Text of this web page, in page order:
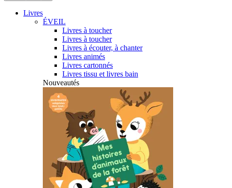
Livres
ÉVEIL
Livres à toucher
Livres à toucher
Livres à écouter, à chanter
Livres animés
Livres cartonnés
Livres tissu et livres bain
Nouveautés